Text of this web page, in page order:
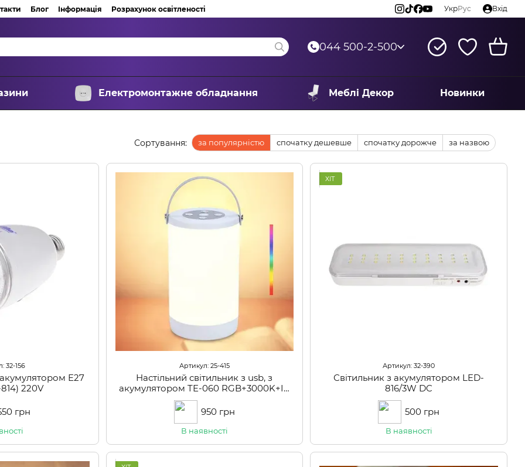
Блог Інформація Розрахунок освітленості УкрРус Вхід
044 500-2-500
Електромонтажне обладнання Меблі Декор Новинки
Сортування: за популярністю спочатку дешевше спочатку дорожче за назвою
32-156
E27
220V
грн
Артикул: 25-415
Настільний світильник з usb, з
акумулятором TE-060 RGB+3000K+IC
USB
950 грн
В наявності
ХІТ
Артикул: 32-390
Світильник з акумулятором LED-
816/3W DC
500 грн
В наявності